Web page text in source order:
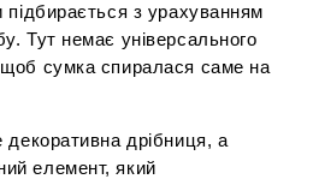
підбирається з урахуванням
Тут немає універсального
сумка спиралася саме на
дрібниця, а
елемент, який